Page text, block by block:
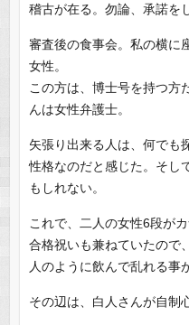
稽古が在る。勿論、承諾を
審査後の食事会。私の横に
女性。
この方は、博士号を持つ方
んは女性弁護士。
矢張り出来る人は、何でも
性格なのだと感じた。そし
もしれない。
これで、二人の女性6段が
合格祝いも兼ねていたので
人のように飲んで乱れる事
その辺は、白人さんが自制